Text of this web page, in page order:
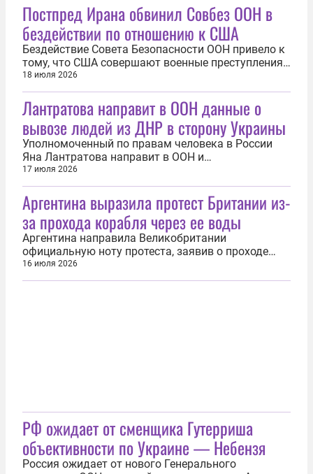
Постпред Ирана обвинил Совбез ООН в
бездействии по отношению к США
Бездействие Совета Безопасности ООН привело к
тому, что США совершают военные преступления,
атакуя объекты гражданской инфраструктуры в
Иране. Об этом 17 июля отметил в письме на имя
Генерального секретаря и председателя Совбеза
всемирной организации постоянный
представитель Исламской Республики...
18 июля 2026
Лантратова направит в ООН данные о
вывозе людей из ДНР в сторону Украины
Уполномоченный по правам человека в России
Яна Лантратова направит в ООН и
Международный комитет Красного Креста (МККК)
данные о принудительном вывозе жителей
Дружковки Донецкой Народной Республики в
сторону Украины. «В Сети появились шокирующие
кадры из Дружковки. Украинская эвакуационная
группа...
17 июля 2026
Аргентина выразила протест Британии из-
за прохода корабля через ее воды
Аргентина направила Великобритании
официальную ноту протеста, заявив о проходе
патрульного корабля HMS Medway через свои
территориальные воды без предусмотренного
16 июля 2026
РФ ожидает от сменщика Гутерриша
объективности по Украине — Небензя
Россия ожидает от нового Генерального